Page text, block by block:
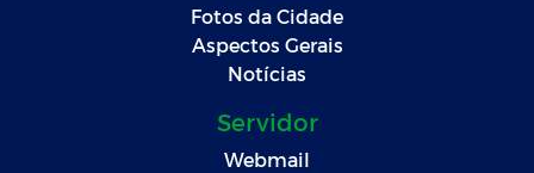
Fotos da Cidade
Aspectos Gerais
Notícias
Servidor
Webmail